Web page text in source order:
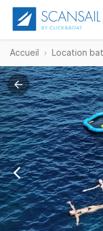
Accueil Location